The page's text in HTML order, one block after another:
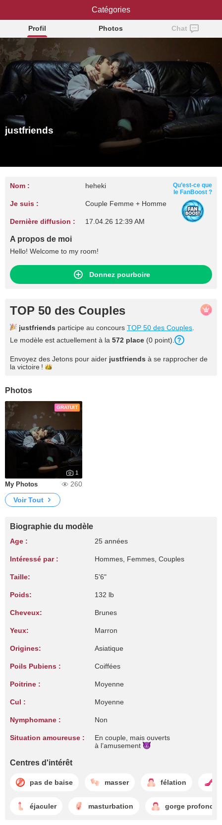
justfriends
Profil Photos Chat
justfriends
Nom : heheki
Je suis : Couple Femme + Homme
Dernière diffusion : 17.04.26 12:39 AM
Qu’est-ce que
le FanBoost ?
A propos de moi
Hello! Welcome to my room!
Donnez pourboire
TOP 50 des Couples
justfriends participe au concours TOP 50 des Couples
Le modèle est actuellement à la 572 place (0 point).
Envoyez des Jetons pour aider justfriends à se rapprocher de
la victoire !
Photos
GRATUIT
1
My Photos
260
Voir Tout
Biographie du modèle
Age : 25 années
Intéressé par : Hommes, Femmes, Couples
Taille: 5'6"
Poids: 132 lb
Cheveux: Brunes
Yeux: Marron
Origines: Asiatique
Poils Pubiens : Coiffées
Poitrine : Moyenne
Cul : Moyenne
Nymphomane : Non
Situation amoureuse :
En couple, mais ouverts
à l’amusement
Centres d'intérêt
pas de baise masser félation
éjaculer masturbation gorge profonde
Catégories